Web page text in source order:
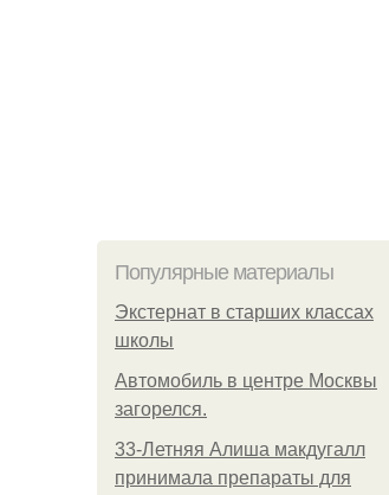
Популярные материалы
Экстернат в старших классах
школы
Автомобиль в центре Москвы
загорелся.
33-Летняя Алиша макдугалл
принимала препараты для